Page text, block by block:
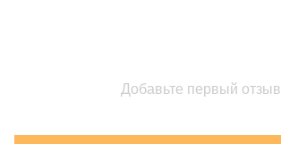
Добавьте первый отзыв